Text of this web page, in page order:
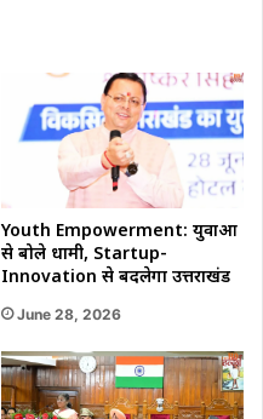
Youth Empowerment: युवाओं
से बोले धामी, Startup-
Innovation से बदलेगा उत्तराखंड
June 28, 2026